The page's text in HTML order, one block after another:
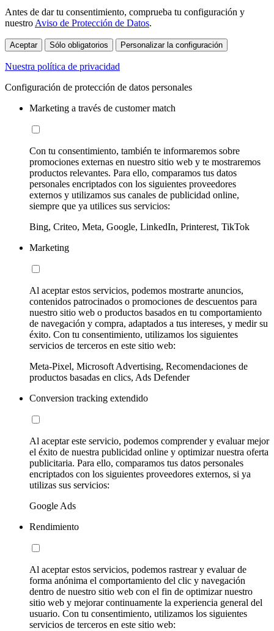
Antes de dar tu consentimiento, comprueba tu configuración y
nuestro Aviso de Protección de Datos.
Aceptar Sólo obligatorios Personalizar la configuración
Nuestra política de privacidad
Configuración de protección de datos personales
Marketing a través de customer match
Con tu consentimiento, también te informaremos sobre
promociones externas en nuestro sitio web y te mostraremos
productos relevantes. Para ello, comparamos tus datos
personales encriptados con los siguientes proveedores
externos y utilizamos sus canales de publicidad online,
siempre que ya utilices sus servicios:
Bing, Criteo, Meta, Google, LinkedIn, Printerest, TikTok
Marketing
Al aceptar estos servicios, podemos mostrarte anuncios,
contenidos patrocinados o promociones de descuentos para
nuestro sitio web o productos basados en tu comportamiento
de navegación y compra, adaptados a tus intereses, y medir su
éxito. Con tu consentimiento, utilizamos los siguientes
servicios de terceros en este sitio web:
Meta-Pixel, Microsoft Advertising, Recomendaciones de
productos basadas en clics, Ads Defender
Conversion tracking extendido
Al aceptar este servicio, podemos comprender y evaluar mejor
el éxito de nuestra publicidad online y optimizar nuestra oferta
publicitaria. Para ello, comparamos tus datos personales
encriptados con los siguientes proveedores externos, si ya
utilizas sus servicios:
Google Ads
Rendimiento
Al aceptar estos servicios, podemos rastrear y evaluar de
forma anónima el comportamiento del clic y navegación
dentro de nuestro sitio web con el fin de optimizar nuestro
sitio web y mejorar continuamente la experiencia general del
usuario. Con tu consentimiento, utilizamos los siguientes
servicios de terceros en este sitio web: